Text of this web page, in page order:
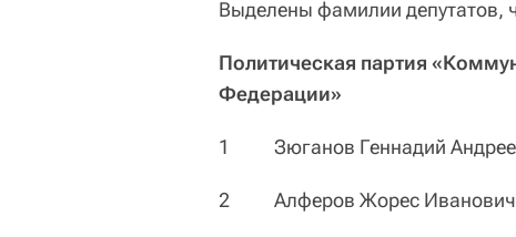
Выделены фамилии депутатов,
Политическая партия
Федерации»
1 Зюганов Геннадий
2 Алферов Жорес Иванович